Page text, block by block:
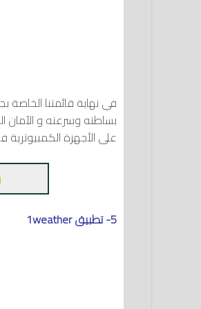
في نهاية قائمتنا
بساطته وسرعته و الآمان
على الأجهزة
5- تطبيق 1weather